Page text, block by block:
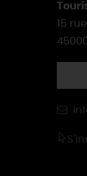
15